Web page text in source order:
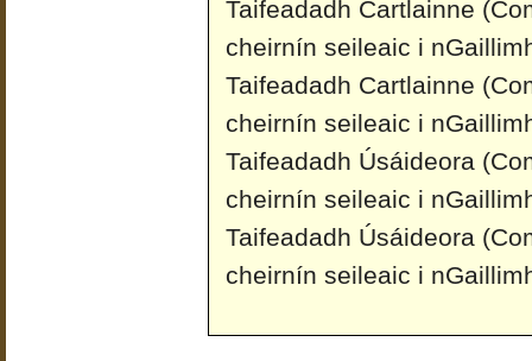
Taifeadadh Cartlainne
cheirnín seileaic i
Taifeadadh Cartlainne
cheirnín seileaic i
Taifeadadh Úsáideora
cheirnín seileaic i
Taifeadadh Úsáideora
cheirnín seileaic i